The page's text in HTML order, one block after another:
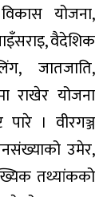
योजना,
वैदेशिक
जातजाति,
राखेर योजना
पारे । वीरगञ्ज
उमेर,
तथ्यांकको